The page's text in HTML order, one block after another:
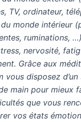
TV, ordinateur,
monde intérieur
ruminations,
nervosité,
Grâce aux
vous disposez d’un
main pour mieux
que vous
vos états